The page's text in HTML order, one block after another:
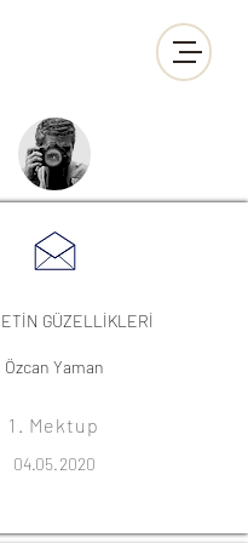
GÜZELLİKLERİ
Özcan Yaman
1. Mektup
04.05.2020